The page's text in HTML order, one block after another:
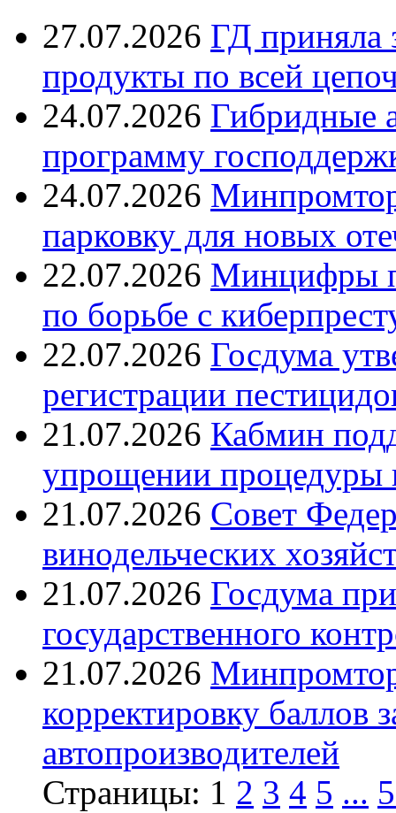
27.07.2026 ГД приняла
продукты по всей
24.07.2026 Гибридные
программу
24.07.2026
парковку для новых
22.07.2026 Минцифры
по борьбе с
22.07.2026 Госдума
регистрации
21.07.2026 Кабмин
упрощении процедуры
21.07.2026 Совет
винодельческих
21.07.2026 Госдума
государственного
21.07.2026
корректировку
автопроизводителей
Страницы: 1 2 3 4 5 ...